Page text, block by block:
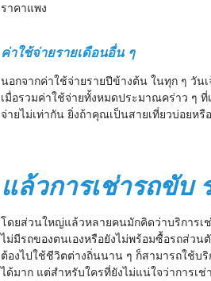
ราคาแพง
ค่าใช้จ่ายรายเดือนอื่น ๆ
นอกจากค่าใช้จ่ายรายปีข้างต้น ในทุก ๆ วัน
เมื่อรวมค่าใช้จ่ายทั้งหมดประมาณคร่าว ๆ
จ่ายไม่เท่ากัน ยิ่งถ้าคุณเป็นสายเที่ยวบ่อยห
แล้วการเช่ารถขับ
โดยส่วนใหญ่แล้วหลายคนมักคิดว่าบริการเ
ไม่มีรถของตนเองหรือยังไม่พร้อมซื้อรถส่วน
ต้องไปใช้ชีวิตต่างถิ่นนาน ๆ ก็สามารถใช้บ
ได้มาก แต่สำหรับใครที่ยังไม่แน่ใจว่าการเช่